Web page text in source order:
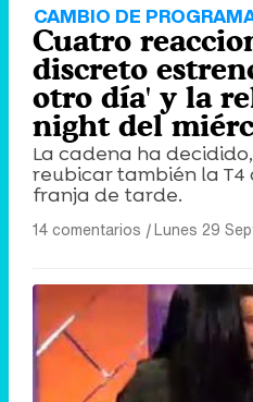
CAMBIO DE
Cuatro
discreto
otro día' y la
night del
La cadena ha
reubicar también la T4
franja de tarde.
14 comentarios |Lunes 29